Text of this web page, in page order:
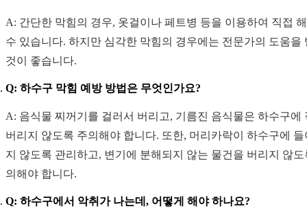
A: 간단한 막힘의 경우, 옷걸이나 페트병 등을 이용하여 직접
수 있습니다. 하지만 심각한 막힘의 경우에는 전문가의 도움을
것이 좋습니다.
Q: 하수구 막힘 예방 방법은 무엇인가요?
A: 음식물 찌꺼기를 걸러서 버리고, 기름진 음식물은 하수구에
버리지 않도록 주의해야 합니다. 또한, 머리카락이 하수구에 들
지 않도록 관리하고, 변기에 분해되지 않는 물건을 버리지 않도
의해야 합니다.
Q: 하수구에서 악취가 나는데, 어떻게 해야 하나요?